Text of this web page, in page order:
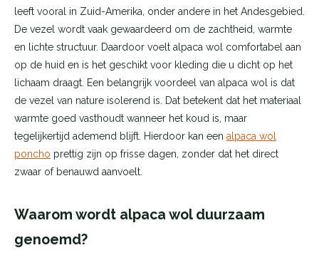
leeft vooral in Zuid-Amerika, onder andere in het Andesgebied.
De vezel wordt vaak gewaardeerd om de zachtheid, warmte
en lichte structuur. Daardoor voelt alpaca wol comfortabel aan
op de huid en is het geschikt voor kleding die u dicht op het
lichaam draagt. Een belangrijk voordeel van alpaca wol is dat
de vezel van nature isolerend is. Dat betekent dat het materiaal
warmte goed vasthoudt wanneer het koud is, maar
tegelijkertijd ademend blijft. Hierdoor kan een alpaca wol
poncho prettig zijn op frisse dagen, zonder dat het direct
zwaar of benauwd aanvoelt.
Waarom wordt alpaca wol duurzaam
genoemd?